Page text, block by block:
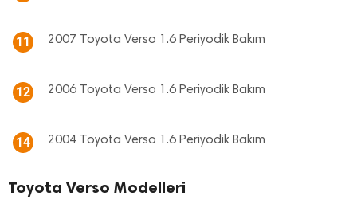
11 2007 Toyota Verso 1.6 Periyodik Bakım
12 2006 Toyota Verso 1.6 Periyodik Bakım
14 2004 Toyota Verso 1.6 Periyodik Bakım
Toyota Verso Modelleri